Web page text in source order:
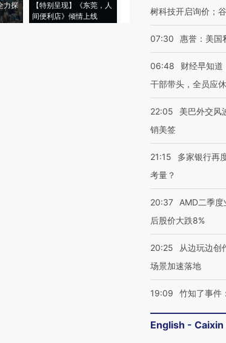
力探
【特别呈现】《东莞，人
间便利店》倾情上线
会，让数智科技“链”接产
树科技开启询价；
07:30 惠誉：美国
06:48
财经早知道
干部带头，全员应
22:05
美巴外交风
销美签
21:15
多家银行再
考量？
20:37
AMD二季
后股价大跌8%
20:25
从边玩边创
场景加速落地
19:09 竹知了事件
English - Caixin